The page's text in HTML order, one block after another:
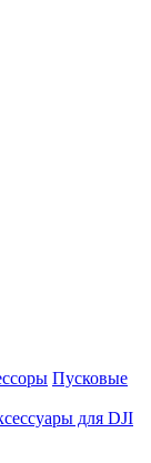
Пусковые
для DJI